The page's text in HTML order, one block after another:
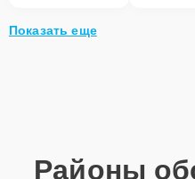
Показать еще
Районы